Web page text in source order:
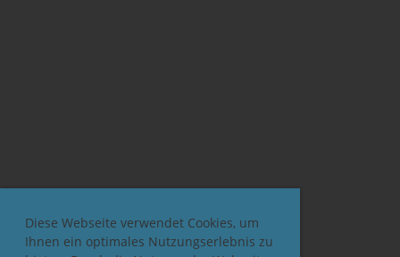
Diese Webseite verwendet Cookies, um
Ihnen ein optimales Nutzungserlebnis zu